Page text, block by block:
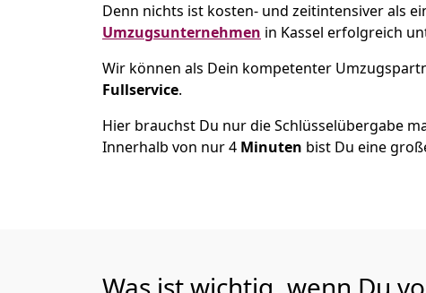
Denn nichts ist kosten- und zeitintensiver als
Umzugsunternehmen in Kassel erfolgreich
Wir können als Dein kompetenter
Fullservice.
Hier brauchst Du nur die Schlüsselübergabe
Innerhalb von nur 4 Minuten bist Du eine